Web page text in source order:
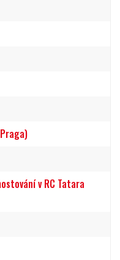
v RC Tatara